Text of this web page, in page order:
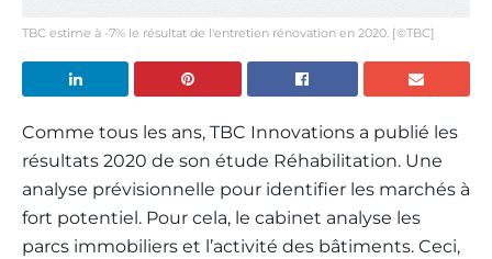
TBC estime à -7% le résultat de l'entretien rénovation en 2020. [©TBC]
Comme tous les ans, TBC Innovations a publié les
résultats 2020 de son étude Réhabilitation. Une
analyse prévisionnelle pour identifier les marchés à
fort potentiel. Pour cela, le cabinet analyse les
parcs immobiliers et l’activité des bâtiments. Ceci,